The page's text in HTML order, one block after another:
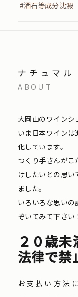
#酒石等成分沈澱
ナチュマル
ABOUT
大岡山のワインシ
いま日本ワイン
化しています。
つくり手さんがこ
けしたいとの思
ました。
いろいろな思いの
ぞいてみて下さい！
２０歳
法律で禁
お支払い方法